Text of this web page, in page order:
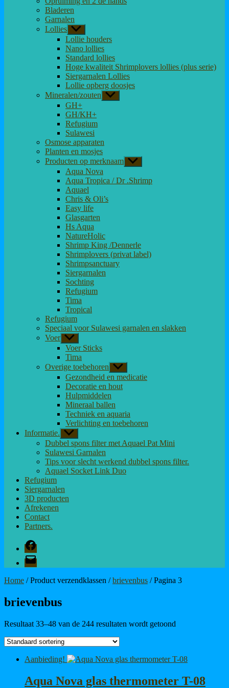
Bladeren
Garnalen
Lollies Toon
submenu
Lollie houders
Nano lollies
Standard lollies
Hoge kwaliteit Shrimplovers lollies (plus serie)
Siergarnalen Lollies
Lollie opberg doosjes
Mineralen/zouten Toon
submenu
GH+
GH/KH+
Refugium
Sulawesi
Osmose apparaten
Planten en mosjes
Producten op merknaam Toon
submenu
Aqua Nova
Aqua Tropica / Dr .Shrimp
Aquael
Chris & Oli’s
Easy life
Glasgarten
Hs Aqua
NatureHolic
Shrimp King /Dennerle
Shrimplovers (privat label)
Shrimpsanctuary
Siergarnalen
Sochting
Refugium
Tima
Tropical
Refugium
Speciaal voor Sulawesi garnalen en slakken
Voer Toon
submenu
Voer Sticks
Tima
Overige toebehoren Toon
submenu
Gezondheid en medicatie
Decoratie en hout
Hulpmiddelen
Mineraal ballen
Techniek en aquaria
Verlichting en toebehoren
Informatie. Toon
submenu
Dubbel spons filter met Aquael Pat Mini
Sulawesi Garnalen
Tips voor slecht werkend dubbel spons filter.
Aquael Socket Link Duo
Refugium
Siergarnalen
3D producten
Afrekenen
Contact
Partners.
Facebook
E-
mail
Home / Product verzendklassen /brievenbus / Pagina 3
brievenbus
Resultaat 33–48 van de 244 resultaten wordt getoond
Aanbieding!
Aqua Nova glas thermometer T-08